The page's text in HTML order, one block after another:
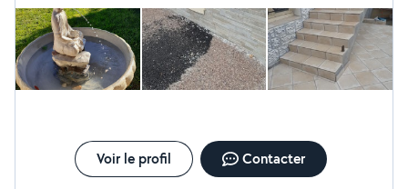
Voir le profil Contacter